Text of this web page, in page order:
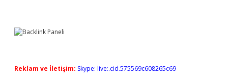
Reklam ve İletişim: Skype: live:.cid.575569c608265c69